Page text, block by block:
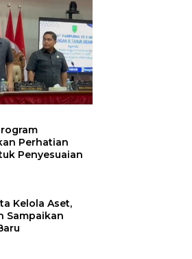
Perhatian
Penyesuaian
Kelola Aset,
Sampaikan